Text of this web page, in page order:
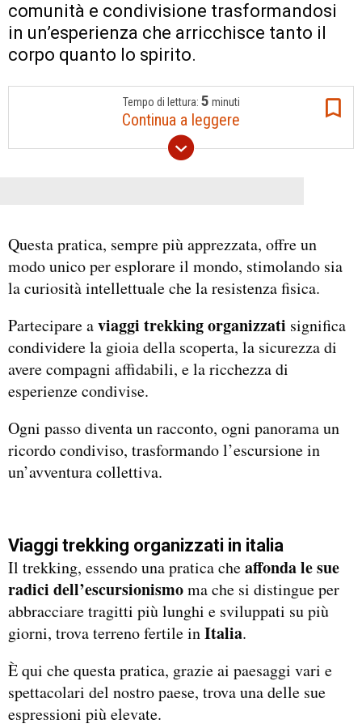
comunità e condivisione trasformandosi
in un’esperienza che arricchisce tanto il
corpo quanto lo spirito.
Tempo di lettura: 5 minuti
Continua a leggere
Questa pratica, sempre più apprezzata, offre un
modo unico per esplorare il mondo, stimolando sia
la curiosità intellettuale che la resistenza fisica.
Partecipare aviaggi trekking organizzati significa
condividere la gioia della scoperta, la sicurezza di
avere compagni affidabili, e la ricchezza di
esperienze condivise.
Ogni passo diventa un racconto, ogni panorama un
ricordo condiviso, trasformando l’escursione in
un’avventura collettiva.
Viaggi trekking organizzati in italia
Il trekking, essendo una pratica cheaffonda le sue
radici dell’escursionismoma che si distingue per
abbracciare tragitti più lunghi e sviluppati su più
giorni, trova terreno fertile inItalia.
È qui che questa pratica, grazie ai paesaggi vari e
spettacolari del nostro paese, trova una delle sue
espressioni più elevate.